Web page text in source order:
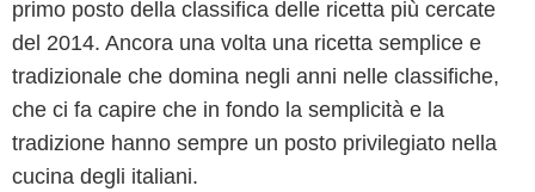
primo posto della classifica delle ricetta più cercate
del 2014. Ancora una volta una ricetta semplice e
tradizionale che domina negli anni nelle classifiche,
che ci fa capire che in fondo la semplicità e la
tradizione hanno sempre un posto privilegiato nella
cucina degli italiani.